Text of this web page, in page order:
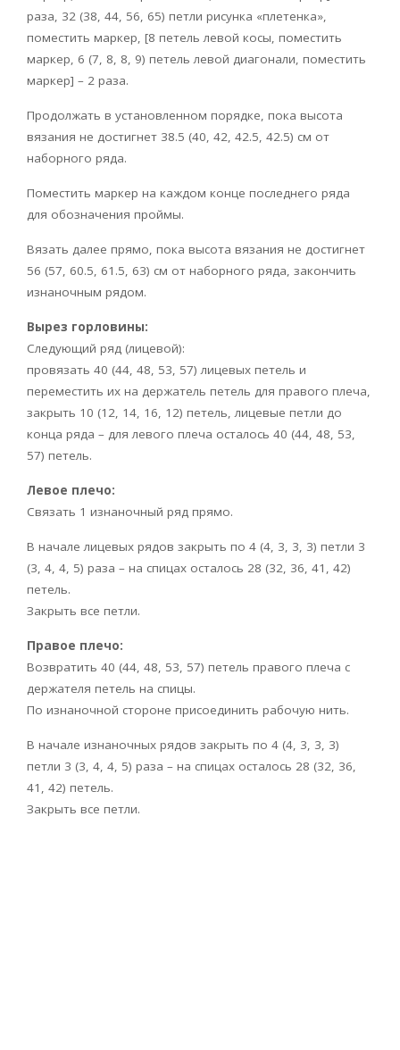
раза, 32 (38, 44, 56, 65) петли рисунка «плетенка»,
поместить маркер, [8 петель левой косы, поместить
маркер, 6 (7, 8, 8, 9) петель левой диагонали, поместить
маркер] – 2 раза.
Продолжать в установленном порядке, пока высота
вязания не достигнет 38.5 (40, 42, 42.5, 42.5) см от
наборного ряда.
Поместить маркер на каждом конце последнего ряда
для обозначения проймы.
Вязать далее прямо, пока высота вязания не достигнет
56 (57, 60.5, 61.5, 63) см от наборного ряда, закончить
изнаночным рядом.
Вырез горловины:
Следующий ряд (лицевой):
провязать 40 (44, 48, 53, 57) лицевых петель и
переместить их на держатель петель для правого плеча,
закрыть 10 (12, 14, 16, 12) петель, лицевые петли до
конца ряда – для левого плеча осталось 40 (44, 48, 53,
57) петель.
Левое плечо:
Связать 1 изнаночный ряд прямо.
В начале лицевых рядов закрыть по 4 (4, 3, 3, 3) петли 3
(3, 4, 4, 5) раза – на спицах осталось 28 (32, 36, 41, 42)
петель.
Закрыть все петли.
Правое плечо:
Возвратить 40 (44, 48, 53, 57) петель правого плеча с
держателя петель на спицы.
По изнаночной стороне присоединить рабочую нить.
В начале изнаночных рядов закрыть по 4 (4, 3, 3, 3)
петли 3 (3, 4, 4, 5) раза – на спицах осталось 28 (32, 36,
41, 42) петель.
Закрыть все петли.